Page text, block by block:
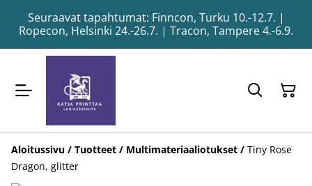
Seuraavat tapahtumat: Finncon, Turku 10.-12.7. |
Ropecon, Helsinki 24.-26.7. | Tracon, Tampere 4.-6.9.
Aloitussivu / Tuotteet / Multimateriaaliotukset / Tiny Rose
Dragon, glitter